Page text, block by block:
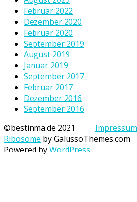
Februar 2022
Dezember 2020
Februar 2020
September 2019
August 2019
Januar 2019
September 2017
Februar 2017
Dezember 2016
September 2016
©bestinma.de 2021 Impressum
Ribosome by GalussoThemes.com
Powered byWordPress